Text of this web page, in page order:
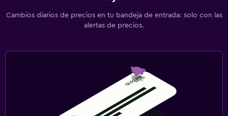
Lavandería
Servicio de planchado
Cuna/cama nido disponibles
Comidas para niños
Cambios diarios de precios en tu bandeja de entrada: solo con las
alertas de precios.